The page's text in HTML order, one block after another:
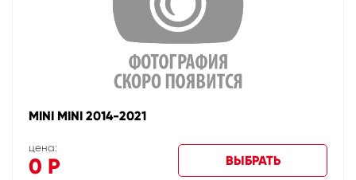
MINI MINI 2014-2021
цена:
0 Р ВЫБРАТЬ